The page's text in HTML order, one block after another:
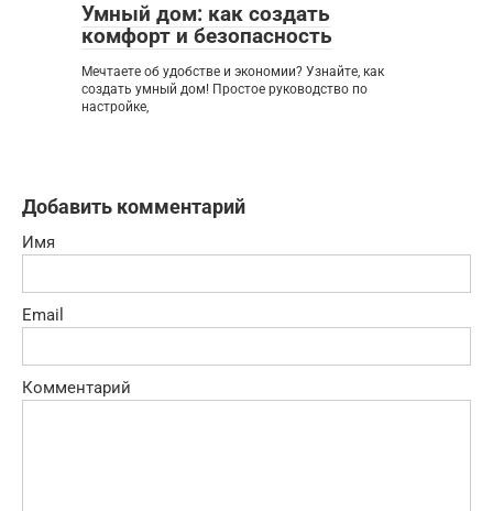
Умный дом: как создать
комфорт и безопасность
Мечтаете об удобстве и экономии? Узнайте, как
создать умный дом! Простое руководство по
настройке,
Добавить комментарий
Имя
Email
Комментарий